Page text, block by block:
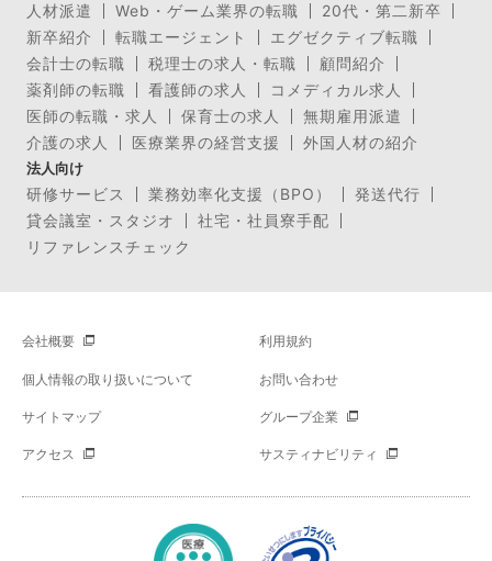
人材派遣 Web・ゲーム業界の転職
20代・第二新卒
新卒紹介
転職エージェント
エグゼクティブ転職
会計士の転職
税理士の求人・転職
顧問紹介
薬剤師の転職
看護師の求人
コメディカル求人
医師の転職・求人
保育士の求人
無期雇用派遣
介護の求人
医療業界の経営支援 外国人材の紹介
法人向け
研修サービス 業務効率化支援（BPO）
発送代行
貸会議室・スタジオ
社宅・社員寮手配
リファレンスチェック
会社概要 利用規約
個人情報の取り扱いについて お問い合わせ
サイトマップ グループ企業
アクセス サスティナビリティ